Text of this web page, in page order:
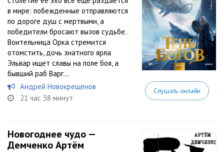
в мире: побежденные отправляются
по дороге душ с мертвыми, а
победители бросают вызов судьбе.
Воительница Орка стремится
отомстить, дочь знатного ярла
Эльвар ищет славы на поле боя, а
бывший раб Варг...
Андрей Новокрещенов
21 час 38 минут
Слушать онлайн
Новогоднее чудо —
Демченко Артём